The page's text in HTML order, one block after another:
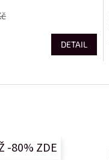
DETAIL
-80% ZDE